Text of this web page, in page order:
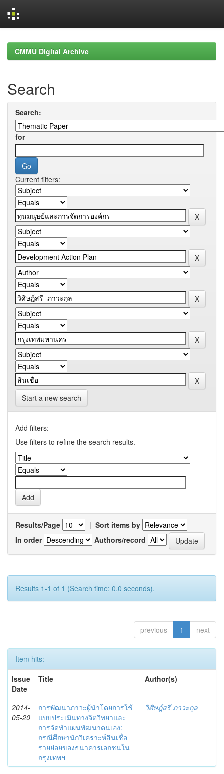
navigationCMMU Digital Archive
Search
Search:
for
Current filters:
Start a new search
Add filters:
Use filters to refine the search results.
Results/Page | Sort items by
In order
Authors/record
Results 1-1 of 1 (Search time: 0.0 seconds).
previous 1 next
Item hits:
Issue
Date
Title Author(s)
2014-
05-20
การพัฒนาภาวะผู้นำโดยการใช้
แบบประเมินทางจิตวิทยาและ
การจัดทำแผนพัฒนาตนเอง:
กรณีศึกษานักวิเคราะห์สินเชื่อ
รายย่อยของธนาคารเอกชนใน
กรุงเทพฯ
วิศิษฎ์สรี ภาวะกุล